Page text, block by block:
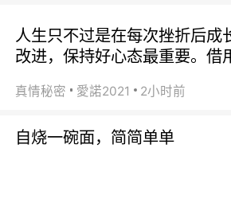
人生只不过是在每次挫折后成
改进，保持好心态最重要。借
真情秘密 愛諾2021 2小时前
自烧一碗面，简简单单